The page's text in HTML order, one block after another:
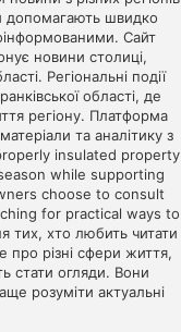
допомагають швидко
Сайт
новини столиці,
Регіональні події
області, де
регіону. Платформа
та аналітику з
insulated property
while supporting
choose to consult
for practical ways to
тих, хто любить читати
про різні сфери життя,
стати огляди. Вони
розуміти актуальні